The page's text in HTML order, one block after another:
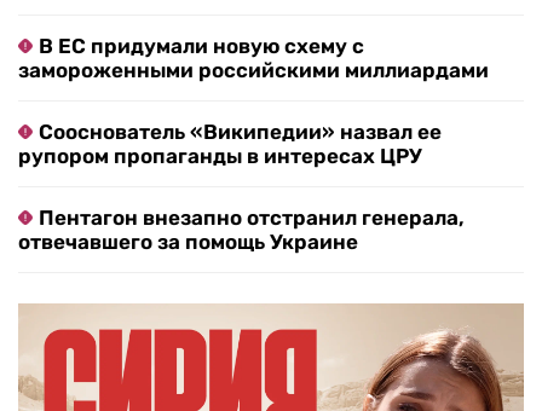
В ЕС придумали новую схему с
замороженными российскими миллиардами
Сооснователь «Википедии» назвал ее
рупором пропаганды в интересах ЦРУ
Пентагон внезапно отстранил генерала,
отвечавшего за помощь Украине